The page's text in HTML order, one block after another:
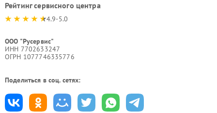
Рейтинг сервисного центра
4.9-5.0
ООО "Русервис"
ИНН 7702633247
ОГРН 1077746335776
Поделиться в соц. сетях: